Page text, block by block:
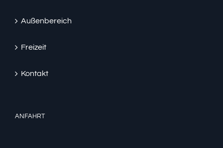
Außenbereich
Freizeit
Kontakt
ANFAHRT